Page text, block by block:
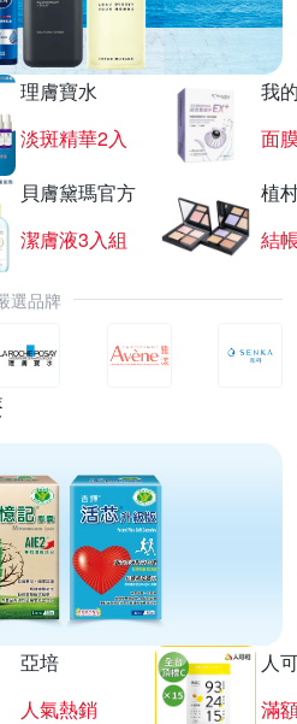
理膚寶水
淡斑精華2入
我
面
貝膚黛瑪官方
潔膚液3入組
植
結
選品牌
亞培
人氣熱銷
人
滿